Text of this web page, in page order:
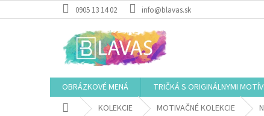
na
0905 13 14 02 info@blavas.sk
OBRÁZKOVÉ MENÁ TRIČKÁ S ORIGINÁLNYMI
DomovKOLEKCIE MOTIVAČNÉ KOLEKCIE